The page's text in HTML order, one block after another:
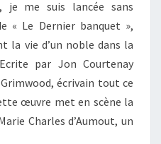
je me suis lancée sans
« Le Dernier banquet »,
la vie d’un noble dans la
par Jon Courtenay
écrivain tout ce
œuvre met en scène la
Charles d’Aumout, un